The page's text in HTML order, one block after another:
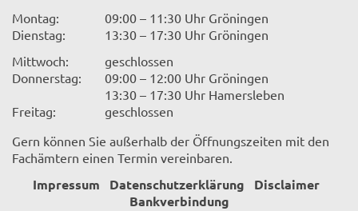
Montag:
09:00 – 11:30 Uhr Gröningen
Dienstag:
13:30 – 17:30 Uhr Gröningen
Mittwoch:
geschlossen
Donnerstag:
09:00 – 12:00 Uhr Gröningen
13:30 – 17:30 Uhr Hamersleben
Freitag:
geschlossen
Gern können Sie außerhalb der Öffnungszeiten mit den
Fachämtern einen Termin vereinbaren.
Impressum Datenschutzerklärung
Disclaimer
Bankverbindung